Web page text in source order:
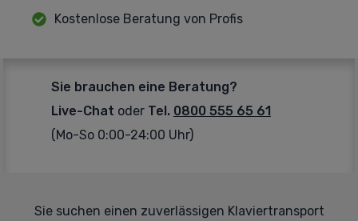
Kostenlose Beratung von Profis
Sie brauchen eine Beratung?
Live-Chat oderTel. 0800 555 65 61
(Mo-So 0:00-24:00 Uhr)
Sie suchen einen zuverlässigen Klaviertransport